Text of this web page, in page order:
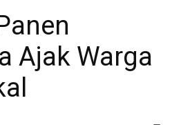
Ajak Warga